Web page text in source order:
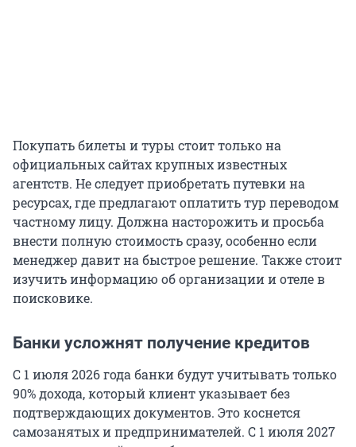
Покупать билеты и туры стоит только на
официальных сайтах крупных известных
агентств. Не следует приобретать путевки на
ресурсах, где предлагают оплатить тур переводом
частному лицу. Должна насторожить и просьба
внести полную стоимость сразу, особенно если
менеджер давит на быстрое решение. Также стоит
изучить информацию об организации и отеле в
поисковике.
Банки усложнят получение кредитов
С 1 июля 2026 года банки будут учитывать только
90% дохода, который клиент указывает без
подтверждающих документов. Это коснется
самозанятых и предпринимателей. С 1 июля 2027